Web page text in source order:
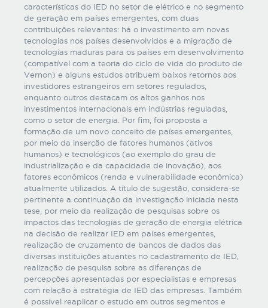
características do IED no setor de elétrico e no segmento
de geração em países emergentes, com duas
contribuições relevantes: há o investimento em novas
tecnologias nos países desenvolvidos e a migração de
tecnologias maduras para os países em desenvolvimento
(compatível com a teoria do ciclo de vida do produto de
Vernon) e alguns estudos atribuem baixos retornos aos
investidores estrangeiros em setores regulados,
enquanto outros destacam os altos ganhos nos
investimentos internacionais em indústrias reguladas,
como o setor de energia. Por fim, foi proposta a
formação de um novo conceito de países emergentes,
por meio da inserção de fatores humanos (ativos
humanos) e tecnológicos (ao exemplo do grau de
industrialização e da capacidade de inovação), aos
fatores econômicos (renda e vulnerabilidade econômica)
atualmente utilizados. A título de sugestão, considera-se
pertinente a continuação da investigação iniciada nesta
tese, por meio da realização de pesquisas sobre os
impactos das tecnologias de geração de energia elétrica
na decisão de realizar IED em países emergentes,
realização de cruzamento de bancos de dados das
diversas instituições atuantes no cadastramento de IED,
realização de pesquisa sobre as diferenças de
percepções apresentadas por especialistas e empresas
com relação à estratégia de IED das empresas. Também
é possível reaplicar o estudo em outros segmentos e